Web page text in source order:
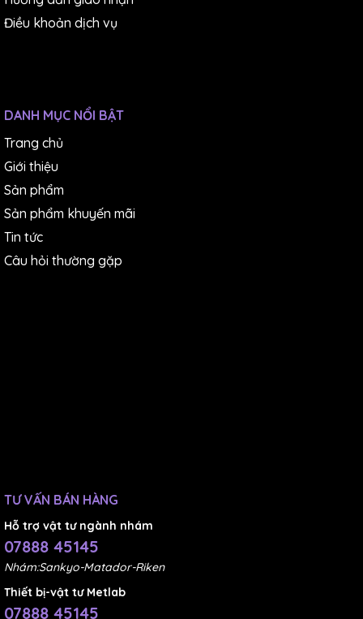
Điều khoản dịch vụ
DANH MỤC NỔI BẬT
Trang chủ
Giới thiệu
Sản phẩm
Sản phẩm khuyến mãi
Tin tức
Câu hỏi thường gặp
TƯ VẤN BÁN HÀNG
Hỗ trợ vật tư ngành nhám
07888 45145
Nhám:Sankyo-Matador-Riken
Thiết bị-vật tư Metlab
07888 45145